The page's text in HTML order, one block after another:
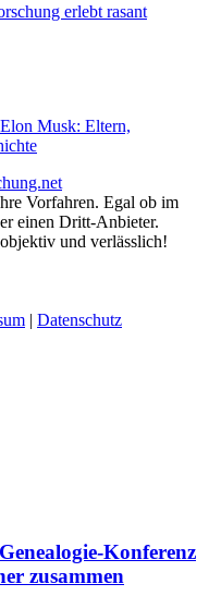
erlebt rasant
Musk: Eltern,
Vorfahren. Egal ob im
einen Dritt-Anbieter.
und verlässlich!
| Datenschutz
Konferenz
zusammen